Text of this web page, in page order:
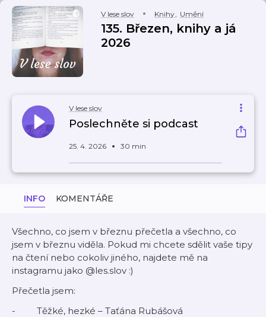
V lese slov Knihy, Umění
135. Březen, knihy a já
2026
V lese slov
Poslechněte si podcast
25. 4. 2026 30 min
INFO KOMENTÁŘE
Všechno, co jsem v březnu přečetla a všechno, co
jsem v březnu viděla. Pokud mi chcete sdělit vaše tipy
na čtení nebo cokoliv jiného, najdete mě na
instagramu jako @les.slov :)
Přečetla jsem:
- Těžké, hezké – Taťána Rubášová